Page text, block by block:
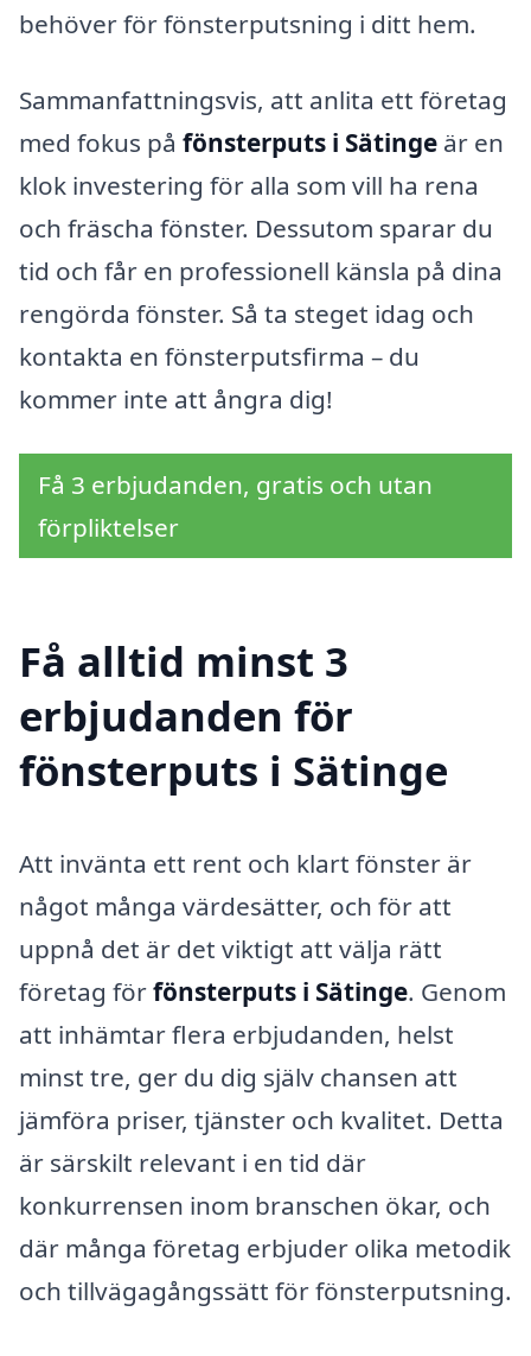
behöver för fönsterputsning i ditt hem.
Sammanfattningsvis, att anlita ett företag
med fokus på fönsterputs i Sätinge är en
klok investering för alla som vill ha rena
och fräscha fönster. Dessutom sparar du
tid och får en professionell känsla på dina
rengörda fönster. Så ta steget idag och
kontakta en fönsterputsfirma – du
kommer inte att ångra dig!
Få 3 erbjudanden, gratis och utan
förpliktelser
Få alltid minst 3
erbjudanden för
fönsterputs i Sätinge
Att invänta ett rent och klart fönster är
något många värdesätter, och för att
uppnå det är det viktigt att välja rätt
företag förfönsterputs i Sätinge. Genom
att inhämtar flera erbjudanden, helst
minst tre, ger du dig själv chansen att
jämföra priser, tjänster och kvalitet. Detta
är särskilt relevant i en tid där
konkurrensen inom branschen ökar, och
där många företag erbjuder olika metodik
och tillvägagångssätt för fönsterputsning.